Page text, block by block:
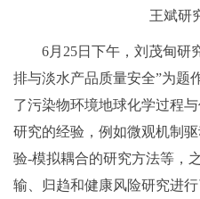
王斌研
6月25日下午，刘茂甸研
排与淡水产品质量安全”为题
了污染物环境地球化学过程
研究的经验，例如微观机制
验-模拟耦合的研究方法等，
输、归趋和健康风险研究进